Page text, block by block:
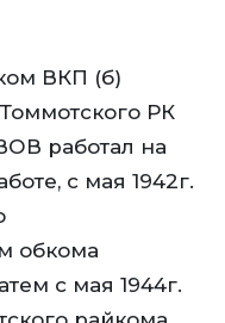
ВКП (б)
РК
работал на
с мая 1942г.
обкома
с мая 1944г.